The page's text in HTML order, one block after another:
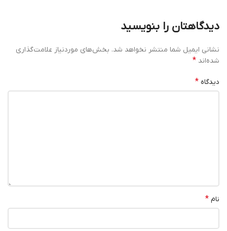
دیدگاهتان را بنویسید
نشانی ایمیل شما منتشر نخواهد شد. بخش‌های موردنیاز علامت‌گذاری
شده‌اند *
دیدگاه *
نام *